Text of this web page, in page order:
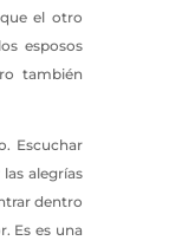
el otro
esposos
también
Escuchar
alegrías
dentro
Es es una